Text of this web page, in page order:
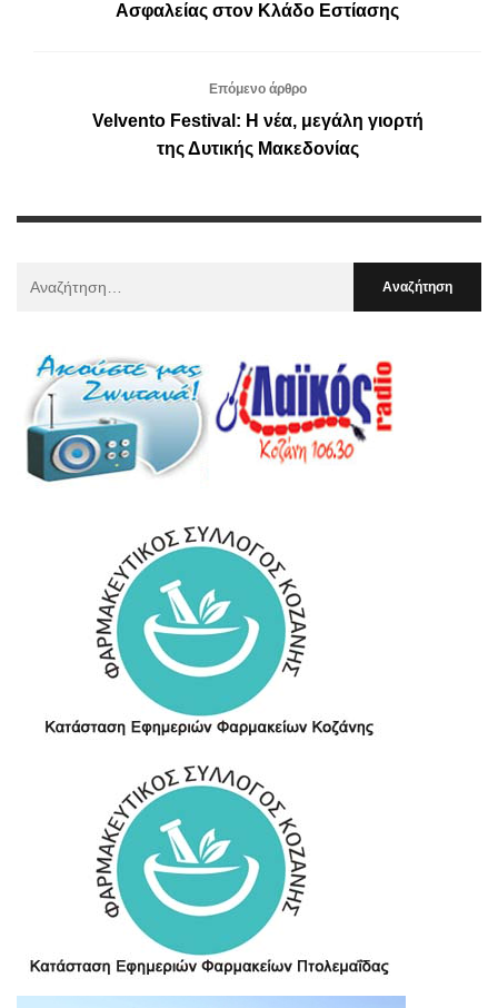
Ασφαλείας στον Κλάδο Εστίασης
Επόμενο άρθρο
Velvento Festival: Η νέα, μεγάλη γιορτή
της Δυτικής Μακεδονίας